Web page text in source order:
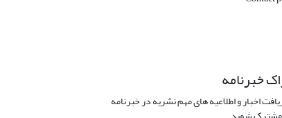
خبرنامه
اخبار و اطلاعیه های مهم نشریه در خبرنامه